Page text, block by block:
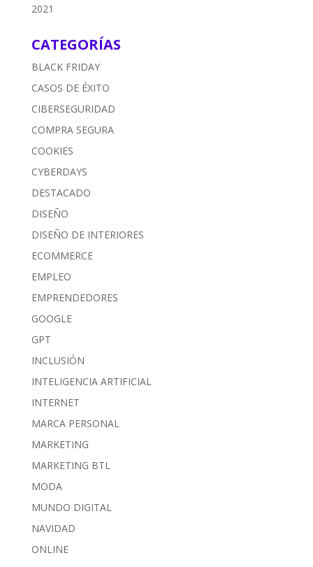
2021
CATEGORÍAS
BLACK FRIDAY
CASOS DE ÉXITO
CIBERSEGURIDAD
COMPRA SEGURA
COOKIES
CYBERDAYS
DESTACADO
DISEÑO
DISEÑO DE INTERIORES
ECOMMERCE
EMPLEO
EMPRENDEDORES
GOOGLE
GPT
INCLUSIÓN
INTELIGENCIA ARTIFICIAL
INTERNET
MARCA PERSONAL
MARKETING
MARKETING BTL
MODA
MUNDO DIGITAL
NAVIDAD
ONLINE